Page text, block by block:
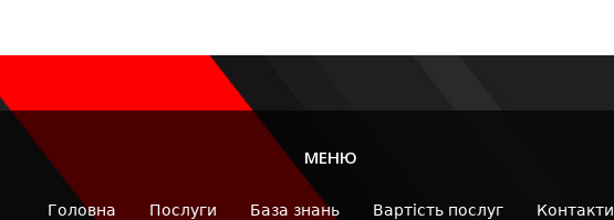
МЕНЮ
Головна Послуги База знань Вартість послуг Контакти